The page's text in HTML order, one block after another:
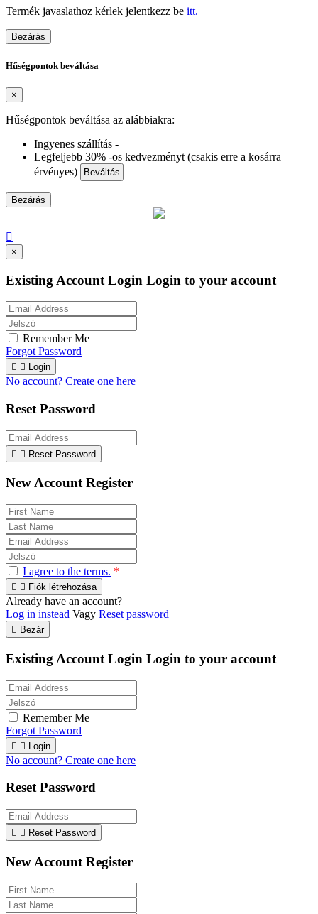
Termék javaslathoz kérlek jelentkezz be itt.
Bezárás
Hűségpontok beváltása
×
Hűségpontok beváltása az alábbiakra:
Ingyenes szállítás -
Legfeljebb 30% -os kedvezményt (csakis erre a kosárra
érvényes)
Beváltás
Bezárás

×
Existing Account Login Login to your account
Remember Me
Forgot Password
  Login
No account? Create one here
Reset Password
  Reset Password
New Account Register
I agree to the terms. *
  Fiók létrehozása
Already have an account?
Log in instead Vagy Reset password
 Bezár
Existing Account Login Login to your account
Remember Me
Forgot Password
  Login
No account? Create one here
Reset Password
  Reset Password
New Account Register